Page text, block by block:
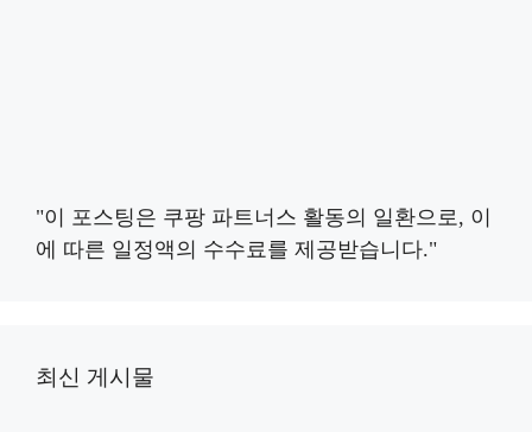
"이 포스팅은 쿠팡 파트너스 활동의 일환으로, 이
에 따른 일정액의 수수료를 제공받습니다."
최신 게시물